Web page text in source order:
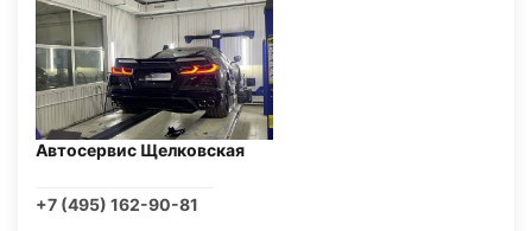
Автосервис Щелковская
+7 (495) 162-90-81